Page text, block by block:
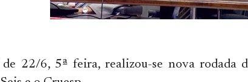
de 22/6, 5ª feira, realizou-se nova rodada